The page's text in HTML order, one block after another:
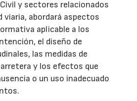
y sectores relacionados
viaria, abordará aspectos
aplicable a los
el diseño de
las medidas de
y los efectos que
o un uso inadecuado